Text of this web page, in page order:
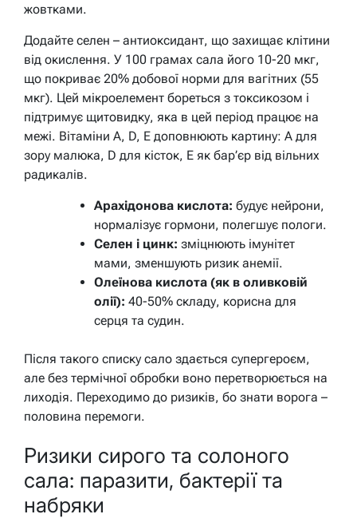
жовтками.
Додайте селен – антиоксидант, що захищає клітини
від окислення. У 100 грамах сала його 10-20 мкг,
що покриває 20% добової норми для вагітних (55
мкг). Цей мікроелемент бореться з токсикозом і
підтримує щитовидку, яка в цей період працює на
межі. Вітаміни A, D, E доповнюють картину: А для
зору малюка, D для кісток, E як бар’єр від вільних
радикалів.
Арахідонова кислота: будує нейрони,
нормалізує гормони, полегшує пологи.
Селен і цинк: зміцнюють імунітет
мами, зменшують ризик анемії.
Олеїнова кислота (як в оливковій
олії): 40-50% складу, корисна для
серця та судин.
Після такого списку сало здається супергероєм,
але без термічної обробки воно перетворюється на
лиходія. Переходимо до ризиків, бо знати ворога –
половина перемоги.
Ризики сирого та солоного
сала: паразити, бактерії та
набряки